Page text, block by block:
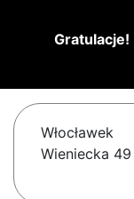
Gratulacje!
Włocławek
Wieniecka 49